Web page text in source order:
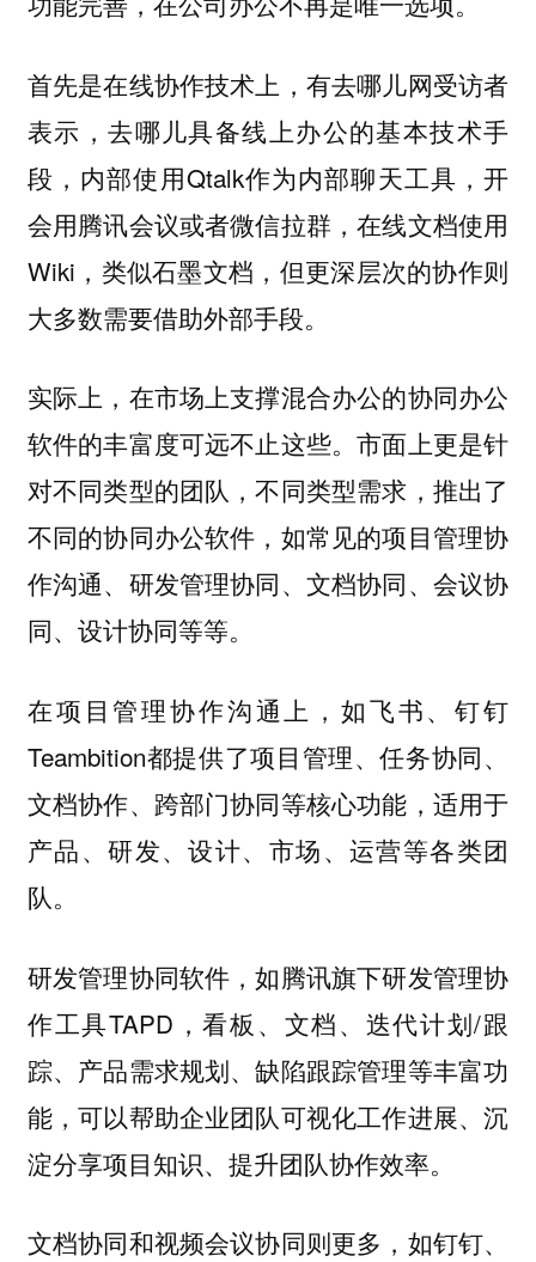
首先是在线协作技术上， 有去哪儿网受访者
表示，去哪儿具备线上办公的基本技术手
段，内部使用Qtalk作为内部聊天工具，开
会用腾讯会议或者微信拉群，在线文档使用
Wiki，类似石墨文档，但更深层次的协作则
大多数需要借助外部手段。
实际上，在市场上支撑混合办公的协同办公
软件的丰富度可远不止这些。市面上更是针
对不同类型的团队，不同类型需求，推出了
不同的协同办公软件，如常见的项目管理协
作沟通、研发管理协同、文档协同、会议协
同、设计协同等等。
在项目管理协作沟通上，如飞书、钉钉
Teambition都提供了项目管理、任务协同、
文档协作、跨部门协同等核心功能，适用于
产品、研发、设计、市场、运营等各类团
队。
研发管理协同软件，如腾讯旗下研发管理协
作工具TAPD，看板、文档、迭代计划/跟
踪、产品需求规划、缺陷跟踪管理等丰富功
能，可以帮助企业团队可视化工作进展、沉
淀分享项目知识、提升团队协作效率。
文档协同和视频会议协同则更多，如钉钉、